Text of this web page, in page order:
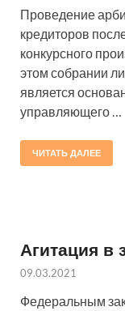
Проведение
кредиторов
конкурсного
этом собрании
является
управляющего …
ЧИТАТЬ ДАЛЕЕ
Агитация в
09.03.2021
Федеральным